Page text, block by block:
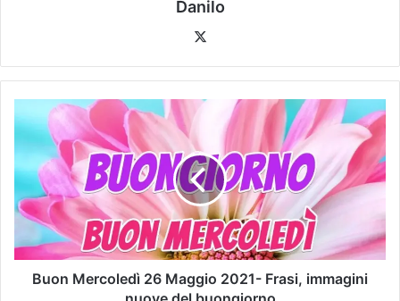
Danilo
Buon Mercoledì 26 Maggio 2021- Frasi, immagini